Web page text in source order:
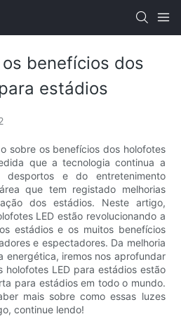
benefícios dos
estádios
sobre os benefícios dos holofotes
que a tecnologia continua a
e do entretenimento
que tem registado melhorias
dos estádios. Neste artigo,
LED estão revolucionando a
estádios e os muitos benefícios
e espectadores. Da melhoria
energética, iremos nos aprofundar
holofotes LED para estádios estão
para estádios em todo o mundo.
mais sobre como essas luzes
continue lendo!